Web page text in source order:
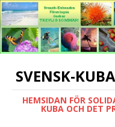
SVENSK-
HEMSIDAN FÖR
KUBA OCH DET